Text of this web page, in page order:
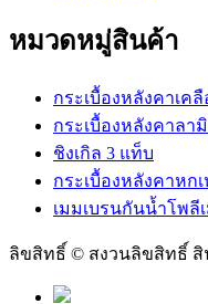
หมวดหมู่สินค้า
กระเบื้องหลังคาเค
กระเบื้องหลังคาลา
ชิงเกิล 3 แท็บ
กระเบื้องหลังคาหก
เมมเบรนกันน้ำโพลี
ลิขสิทธิ์ © สงวนลิขสิทธิ์ สิ